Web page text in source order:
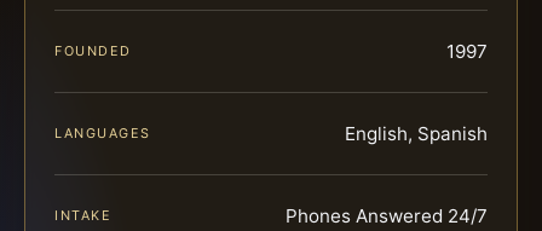
FOUNDED 1997
LANGUAGES English, Spanish
INTAKE Phones Answered 24/7